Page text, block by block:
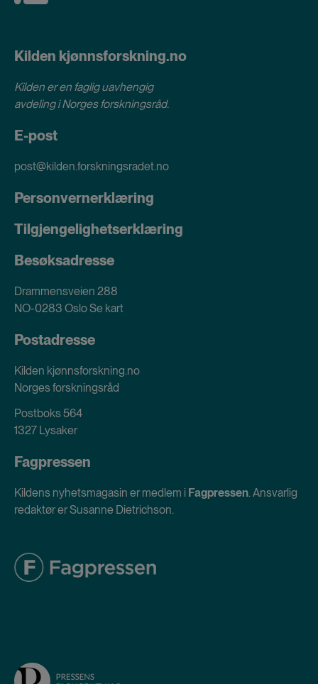
Kilden kjønnsforskning.no
Kilden er en faglig uavhengig
avdeling iNorges forskningsråd.
E-post
post@kilden.forskningsradet.no
Personvernerklæring
Tilgjengelighetserklæring
Besøksadresse
Drammensveien 288
NO-0283 OsloSe kart
Postadresse
Kilden kjønnsforskning.no
Norges forskningsråd
Postboks 564
1327 Lysaker
Fagpressen
Kildens nyhetsmagasin er medlem i Fagpressen. Ansvarlig
redaktør er Susanne Dietrichson.